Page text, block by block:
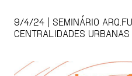
9/4/24 | SEMINÁRIO
CENTRALIDADES URBANAS